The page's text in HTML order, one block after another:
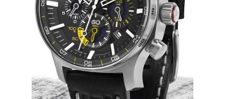
CANGO & RINALDI
CANGO & RINALDI CHARM
CANGO&RINALDI KARÓRÁK
CARTINI